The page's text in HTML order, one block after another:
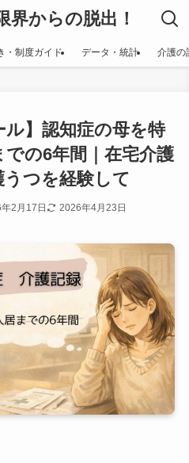
界からの脱出！
・制度ガイド データ・統計 介護の
ル】認知症の母を特
の6年間｜在宅介護
つを経験して
2月17日 2026年4月23日